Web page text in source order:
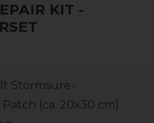
KIT -
Stormsure-
(ca. 20x30 cm)